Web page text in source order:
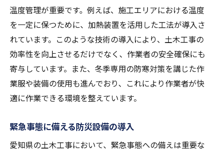
温度管理が重要です。例えば、施工エリアにおける温度
を一定に保つために、加熱装置を活用した工法が導入さ
れています。このような技術の導入により、土木工事の
効率性を向上させるだけでなく、作業者の安全確保にも
寄与しています。また、冬季専用の防寒対策を講じた作
業服や装備の使用も進んでおり、これにより作業者が快
適に作業できる環境を整えています。
緊急事態に備える防災設備の導入
愛知県の土木工事において、緊急事態への備えは重要な